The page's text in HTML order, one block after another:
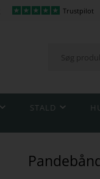
Trustpilot
STALD